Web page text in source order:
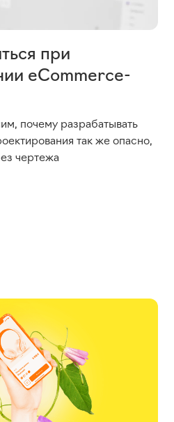
при
eCommerce-
почему разрабатывать
так же опасно,
чертежа